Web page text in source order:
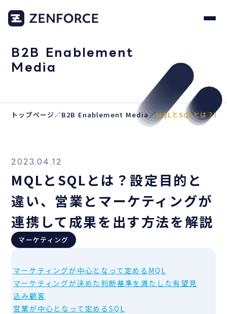
B2B Enablement
Media
トップページ／B2B Enablement Media／MQLとSQLとは？設
2023.04.12
MQLとSQLとは？設定目的と
違い、営業とマーケティングが
連携して成果を出す方法を解説
マーケティング
マーケティングが中心となって定めるMQL
マーケティングが決めた判断基準を満たした有望見
込み顧客
営業が中心となって定めるSQL